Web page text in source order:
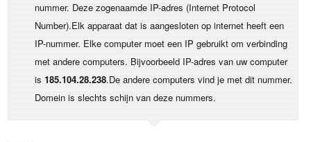
nummer. Deze zogenaamde IP-adres (Internet Protocol
Number).Elk apparaat dat is aangesloten op internet heeft een
IP-nummer. Elke computer moet een IP gebruikt om verbinding
met andere computers. Bijvoorbeeld IP-adres van uw computer
is 185.104.28.238.De andere computers vind je met dit nummer.
Domein is slechts schijn van deze nummers.